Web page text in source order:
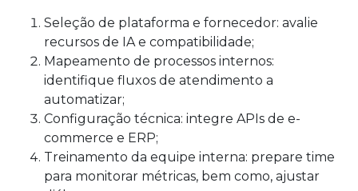
Seleção de plataforma e fornecedor: avalie
recursos de IA e compatibilidade;
Mapeamento de processos internos:
identifique fluxos de atendimento a
automatizar;
Configuração técnica: integre APIs de e-
commerce e ERP;
Treinamento da equipe interna: prepare time
para monitorar métricas, bem como, ajustar